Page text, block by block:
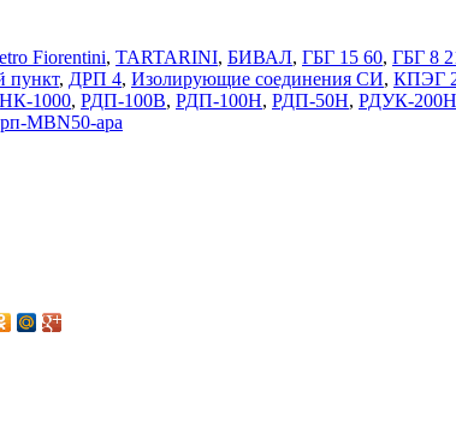
Fiorentini, TARTARINI, БИВАЛ, ГБГ 15 60, ГБГ 8
пункт, ДРП 4, Изолирующие соединения СИ, КПЭГ
1000, РДП-100В, РДП-100Н, РДП-50Н, РДУК-200Н
MBN50-apa